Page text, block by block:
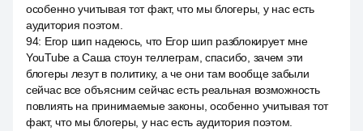
особенно учитывая тот факт, что мы блогеры, у нас есть
аудитория поэтом.
94: Егор шип надеюсь, что Егор шип разблокирует мне
YouTube а Саша стоун теллеграм, спасибо, зачем эти
блогеры лезут в политику, а че они там вообще забыли
сейчас все объясним сейчас есть реальная возможность
повлиять на принимаемые законы, особенно учитывая тот
факт, что мы блогеры, у нас есть аудитория поэтом.